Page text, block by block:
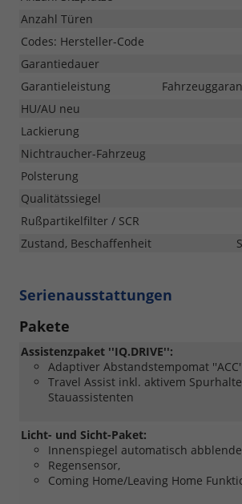
Anzahl Türen
Codes: Hersteller-Code
Garantiedauer
Garantieleistung
HU/AU neu
Lackierung
Nichtraucher-Fahrzeug
Polsterung
Qualitätssiegel
Rußpartikelfilter / SCR
Zustand, Beschaffenheit
Serienausstattungen
Pakete
Assistenzpaket ''IQ.DRIVE'':
Adaptiver Abstandstempomat
Travel Assist inkl. aktivem
Stauassistenten
Licht- und Sicht-Paket:
Innenspiegel automatisch
Regensensor,
Coming Home/Leaving Home